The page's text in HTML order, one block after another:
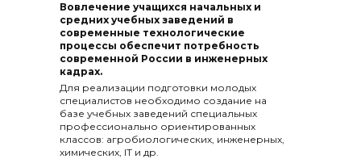
Для реализации подготовки молодых
специалистов необходимо создание на
базе учебных заведений специальных
профессионально ориентированных
классов: агробиологических, инженерных,
химических, IT и др.
Вовлечение учащихся начальных и
средних учебных заведений в
современные технологические
процессы обеспечит потребность
современной России в инженерных
кадрах.